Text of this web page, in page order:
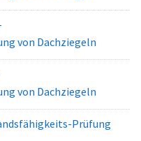
von Dachziegeln
von Dachziegeln
Prüfung